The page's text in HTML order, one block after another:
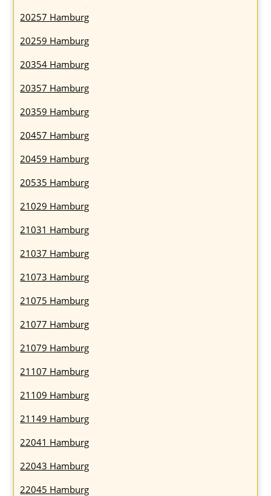
20257 Hamburg
20259 Hamburg
20354 Hamburg
20357 Hamburg
20359 Hamburg
20457 Hamburg
20459 Hamburg
20535 Hamburg
21029 Hamburg
21031 Hamburg
21037 Hamburg
21073 Hamburg
21075 Hamburg
21077 Hamburg
21079 Hamburg
21107 Hamburg
21109 Hamburg
21149 Hamburg
22041 Hamburg
22043 Hamburg
22045 Hamburg